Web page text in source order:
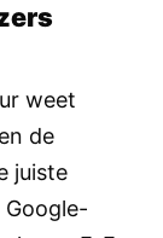
weet
de
juiste